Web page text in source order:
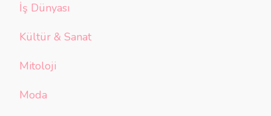
İş Dünyası
Kültür & Sanat
Mitoloji
Moda